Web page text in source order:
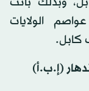
الولايات
كابل.
(إ.ب.أ)